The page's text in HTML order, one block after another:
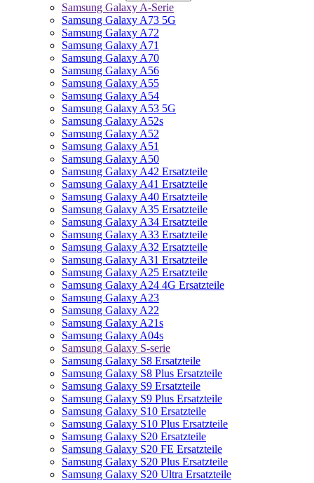
Samsung Galaxy A-Serie
Samsung Galaxy A73 5G
Samsung Galaxy A72
Samsung Galaxy A71
Samsung Galaxy A70
Samsung Galaxy A56
Samsung Galaxy A55
Samsung Galaxy A54
Samsung Galaxy A53 5G
Samsung Galaxy A52s
Samsung Galaxy A52
Samsung Galaxy A51
Samsung Galaxy A50
Samsung Galaxy A42 Ersatzteile
Samsung Galaxy A41 Ersatzteile
Samsung Galaxy A40 Ersatzteile
Samsung Galaxy A35 Ersatzteile
Samsung Galaxy A34 Ersatzteile
Samsung Galaxy A33 Ersatzteile
Samsung Galaxy A32 Ersatzteile
Samsung Galaxy A31 Ersatzteile
Samsung Galaxy A25 Ersatzteile
Samsung Galaxy A24 4G Ersatzteile
Samsung Galaxy A23
Samsung Galaxy A22
Samsung Galaxy A21s
Samsung Galaxy A04s
Samsung Galaxy S-serie
Samsung Galaxy S8 Ersatzteile
Samsung Galaxy S8 Plus Ersatzteile
Samsung Galaxy S9 Ersatzteile
Samsung Galaxy S9 Plus Ersatzteile
Samsung Galaxy S10 Ersatzteile
Samsung Galaxy S10 Plus Ersatzteile
Samsung Galaxy S20 Ersatzteile
Samsung Galaxy S20 FE Ersatzteile
Samsung Galaxy S20 Plus Ersatzteile
Samsung Galaxy S20 Ultra Ersatzteile